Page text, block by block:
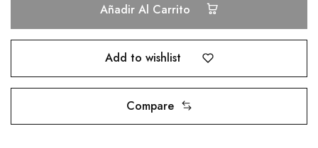
Añadir Al Carrito
Add to wishlist
Compare